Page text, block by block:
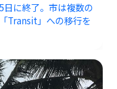
日に終了。市は複数の
Transit」への移行を